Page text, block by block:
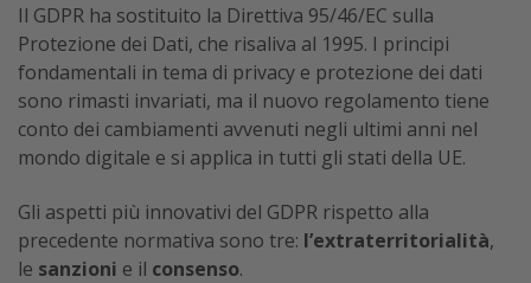
Il GDPR ha sostituito la Direttiva 95/46/EC sulla
Protezione dei Dati, che risaliva al 1995. I principi
fondamentali in tema di privacy e protezione dei dati
sono rimasti invariati, ma il nuovo regolamento tiene
conto dei cambiamenti avvenuti negli ultimi anni nel
mondo digitale e si applica in tutti gli stati della UE.
Gli aspetti più innovativi del GDPR rispetto alla
precedente normativa sono tre: l’extraterritorialità,
le sanzioni e il consenso.